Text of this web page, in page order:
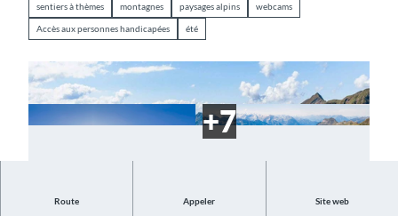
sentiers à thèmes montagnes paysages alpins webcams
Accès aux personnes handicapées été
Route Appeler Site web
Faites un voyage nostalgique à bord d’un train à vapeur à